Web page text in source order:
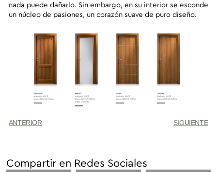
nada puede dañarlo. Sin embargo, en su interior se esconde
un núcleo de pasiones, un corazón suave de puro diseño.
ANTERIOR SIGUIENTE
Compartir en Redes Sociales